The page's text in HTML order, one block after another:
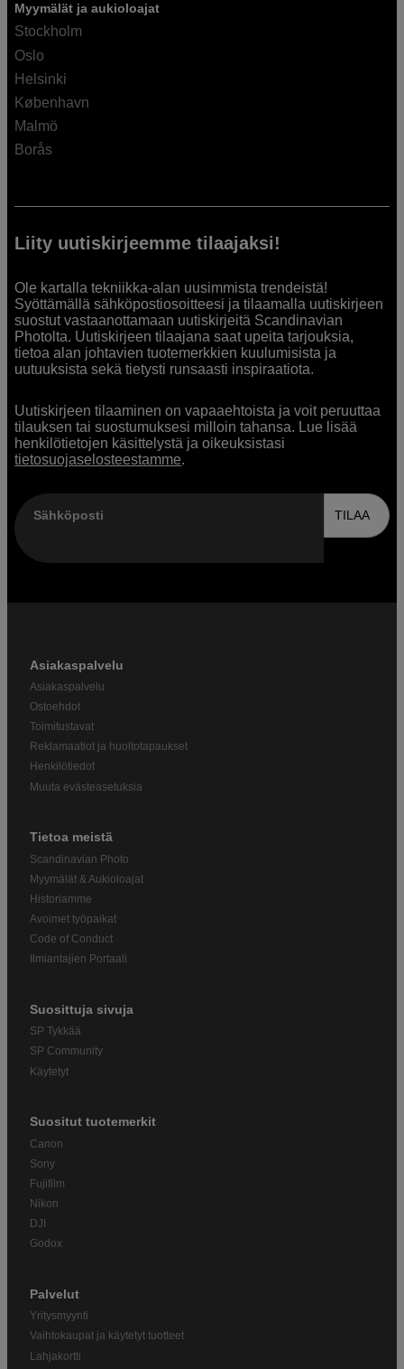
Myymälät ja aukioloajat
Stockholm
Oslo
Helsinki
København
Malmö
Borås
Liity uutiskirjeemme tilaajaksi!
Ole kartalla tekniikka-alan uusimmista trendeistä!
Syöttämällä sähköpostiosoitteesi ja tilaamalla uutiskirjeen
suostut vastaanottamaan uutiskirjeitä Scandinavian
Photolta. Uutiskirjeen tilaajana saat upeita tarjouksia,
tietoa alan johtavien tuotemerkkien kuulumisista ja
uutuuksista sekä tietysti runsaasti inspiraatiota.
Uutiskirjeen tilaaminen on vapaaehtoista ja voit peruuttaa
tilauksen tai suostumuksesi milloin tahansa. Lue lisää
henkilötietojen käsittelystä ja oikeuksistasi
tietosuojaselosteestamme.
Sähköposti TILAA
Asiakaspalvelu
Asiakaspalvelu
Ostoehdot
Toimitustavat
Reklamaatiot ja huoltotapaukset
Henkilötiedot
Muuta evästeasetuksia
Tietoa meistä
Scandinavian Photo
Myymälät & Aukioloajat
Historiamme
Avoimet työpaikat
Code of Conduct
Ilmiantajien Portaali
Suosittuja sivuja
SP Tykkää
SP Community
Käytetyt
Suositut tuotemerkit
Canon
Sony
Fujifilm
Nikon
DJI
Godox
Palvelut
Yritysmyynti
Vaihtokaupat ja käytetyt tuotteet
Lahjakortti